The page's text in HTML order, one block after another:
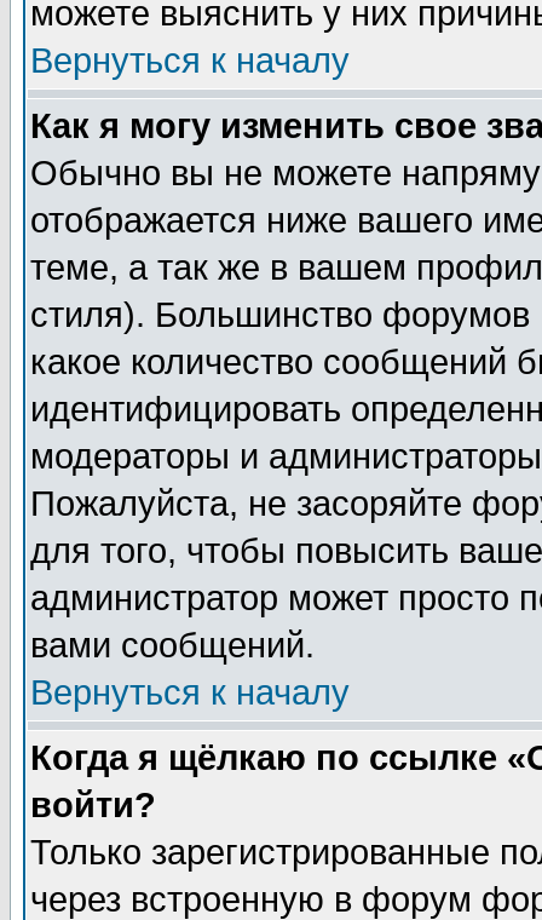
можете выяснить у них
Вернуться к началу
Как я могу изменить свое
Обычно вы не можете
отображается ниже вашего
теме, а так же в вашем
стиля). Большинство форумов
какое количество сообщений
идентифицировать
модераторы и
Пожалуйста, не засоряйте
для того, чтобы повысить
администратор может просто
вами сообщений.
Вернуться к началу
Когда я щёлкаю по ссылке
войти?
Только зарегистрированные
через встроенную в форум